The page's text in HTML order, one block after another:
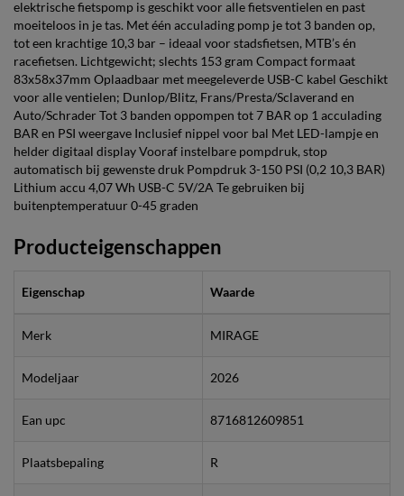
elektrische fietspomp is geschikt voor alle fietsventielen en past
moeiteloos in je tas. Met één acculading pomp je tot 3 banden op,
tot een krachtige 10,3 bar – ideaal voor stadsfietsen, MTB’s én
racefietsen. Lichtgewicht; slechts 153 gram Compact formaat
83x58x37mm Oplaadbaar met meegeleverde USB-C kabel Geschikt
voor alle ventielen; Dunlop/Blitz, Frans/Presta/Sclaverand en
Auto/Schrader Tot 3 banden oppompen tot 7 BAR op 1 acculading
BAR en PSI weergave Inclusief nippel voor bal Met LED-lampje en
helder digitaal display Vooraf instelbare pompdruk, stop
automatisch bij gewenste druk Pompdruk 3-150 PSI (0,2 10,3 BAR)
Lithium accu 4,07 Wh USB-C 5V/2A Te gebruiken bij
buitenptemperatuur 0-45 graden
Producteigenschappen
Eigenschap Waarde
Merk MIRAGE
Modeljaar 2026
Ean upc 8716812609851
Plaatsbepaling R